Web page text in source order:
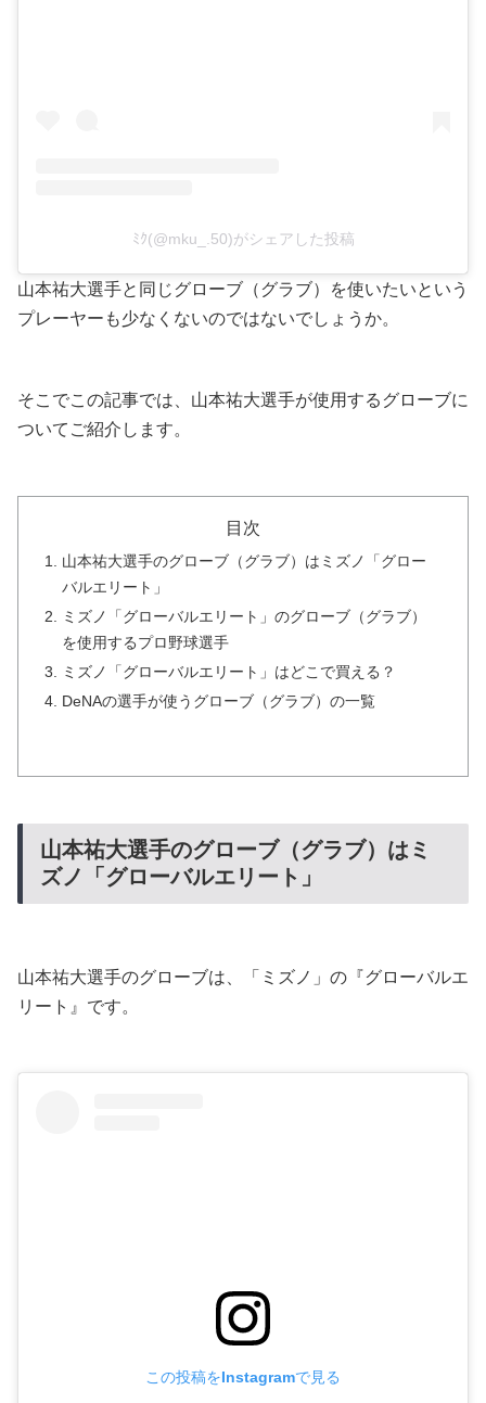
ﾐｸ(@mku_.50)がシェアした投稿
山本祐大選手と同じグローブ（グラブ）を使いたいという
プレーヤーも少なくないのではないでしょうか。
そこでこの記事では、山本祐大選手が使用するグローブに
ついてご紹介します。
目次
山本祐大選手のグローブ（グラブ）はミズノ「グロー
バルエリート」
ミズノ「グローバルエリート」のグローブ（グラブ）
を使用するプロ野球選手
ミズノ「グローバルエリート」はどこで買える？
DeNAの選手が使うグローブ（グラブ）の一覧
山本祐大選手のグローブ（グラブ）はミ
ズノ「グローバルエリート」
山本祐大選手のグローブは、「ミズノ」の『グローバルエ
リート』です。
この投稿をInstagramで見る